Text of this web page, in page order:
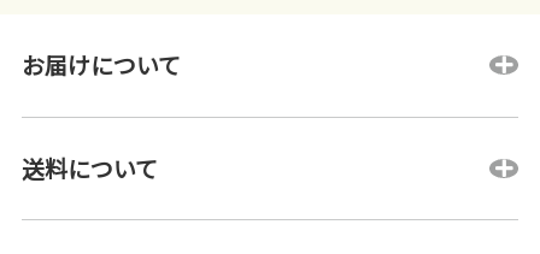
お届けについて
送料について